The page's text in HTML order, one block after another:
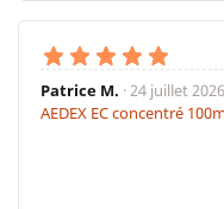
Patrice M. · 24 juillet 2026
AEDEX EC concentré